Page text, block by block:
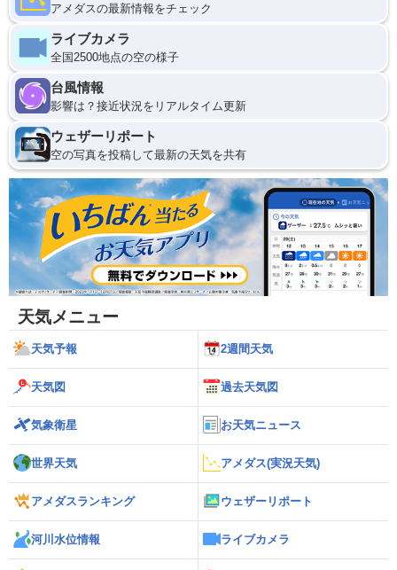
アメダスの最新情報をチェック
ライブカメラ
全国2500地点の空の様子
台風情報
影響は？接近状況をリアルタイム更新
ウェザーリポート
空の写真を投稿して最新の天気を共有
天気メニュー
天気予報 2週間天気
天気図 過去天気図
気象衛星 お天気ニュース
世界天気 アメダス(実況天気)
アメダスランキング ウェザーリポート
河川水位情報 ライブカメラ